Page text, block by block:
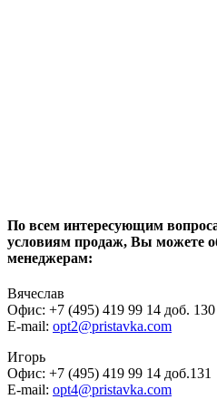
По всем интересующим
условиям продаж, Вы можете
менеджерам:
Вячеслав
Офис: +7 (495) 419 99 14 доб. 130
E-mail: opt2@pristavka.com
Игорь
Офис: +7 (495) 419 99 14 доб.131
E-mail: opt4@pristavka.com